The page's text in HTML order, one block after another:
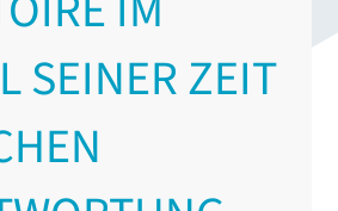
SEINER ZEIT